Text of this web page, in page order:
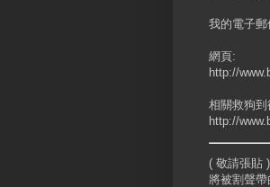
我的電子
網頁:
http://
相關救狗
http://
( 敬請張貼 )
將被割聲